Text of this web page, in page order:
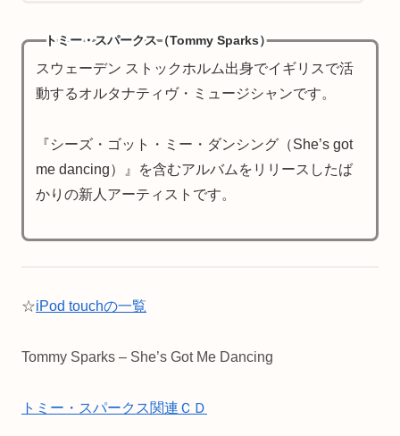
トミー・スパークス（Tommy Sparks）
スウェーデン ストックホルム出身でイギリスで活
動するオルタナティヴ・ミュージシャンです。
『シーズ・ゴット・ミー・ダンシング（She’s got
me dancing）』を含むアルバムをリリースしたば
かりの新人アーティストです。
☆iPod touchの一覧
Tommy Sparks – She’s Got Me Dancing
トミー・スパークス関連ＣＤ